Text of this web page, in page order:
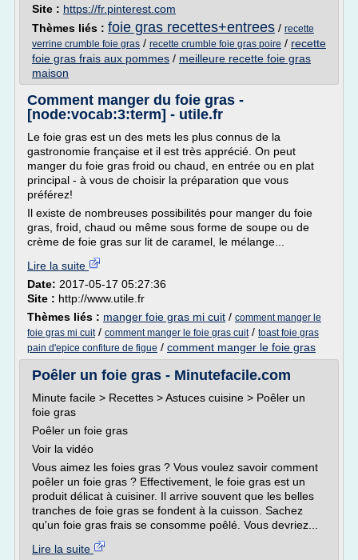
Site : https://fr.pinterest.com
Thèmes liés : foie gras recettes+entrees / recette
verrine crumble foie gras / recette crumble foie gras poire / recette
foie gras frais aux pommes / meilleure recette foie gras
maison
Comment manger du foie gras -
[node:vocab:3:term] - utile.fr
Le foie gras est un des mets les plus connus de la
gastronomie française et il est très apprécié. On peut
manger du foie gras froid ou chaud, en entrée ou en plat
principal - à vous de choisir la préparation que vous
préférez!
Il existe de nombreuses possibilités pour manger du foie
gras, froid, chaud ou même sous forme de soupe ou de
crème de foie gras sur lit de caramel, le mélange...
Lire la suite
Date: 2017-05-17 05:27:36
Site : http://www.utile.fr
Thèmes liés : manger foie gras mi cuit / comment manger le
foie gras mi cuit/ comment manger le foie gras cuit/ toast foie gras
pain d'epice confiture de figue / comment manger le foie gras
Poêler un foie gras - Minutefacile.com
Minute facile > Recettes > Astuces cuisine > Poêler un
foie gras
Poêler un foie gras
Voir la vidéo
Vous aimez les foies gras ? Vous voulez savoir comment
poêler un foie gras ? Effectivement, le foie gras est un
produit délicat à cuisiner. Il arrive souvent que les belles
tranches de foie gras se fondent à la cuisson. Sachez
qu'un foie gras frais se consomme poêlé. Vous devriez...
Lire la suite